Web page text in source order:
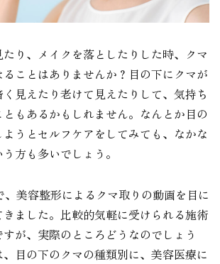
り、メイクを落としたりした時、クマ
ことはありませんか？目の下にクマが
見えたり老けて見えたりして、気持ち
もあるかもしれません。なんとか目の
うとセルフケアをしてみても、なかな
方も多いでしょう。
美容整形によるクマ取りの動画を目に
ました。比較的気軽に受けられる施術
が、実際のところどうなのでしょう
目の下のクマの種類別に、美容医療に